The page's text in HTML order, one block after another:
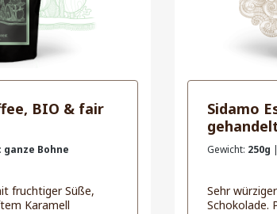
BIO & fair
ganze Bohne
fruchtiger Süße,
Karamell
Sidamo
Gewicht: 250g
Sehr
Schokolade.